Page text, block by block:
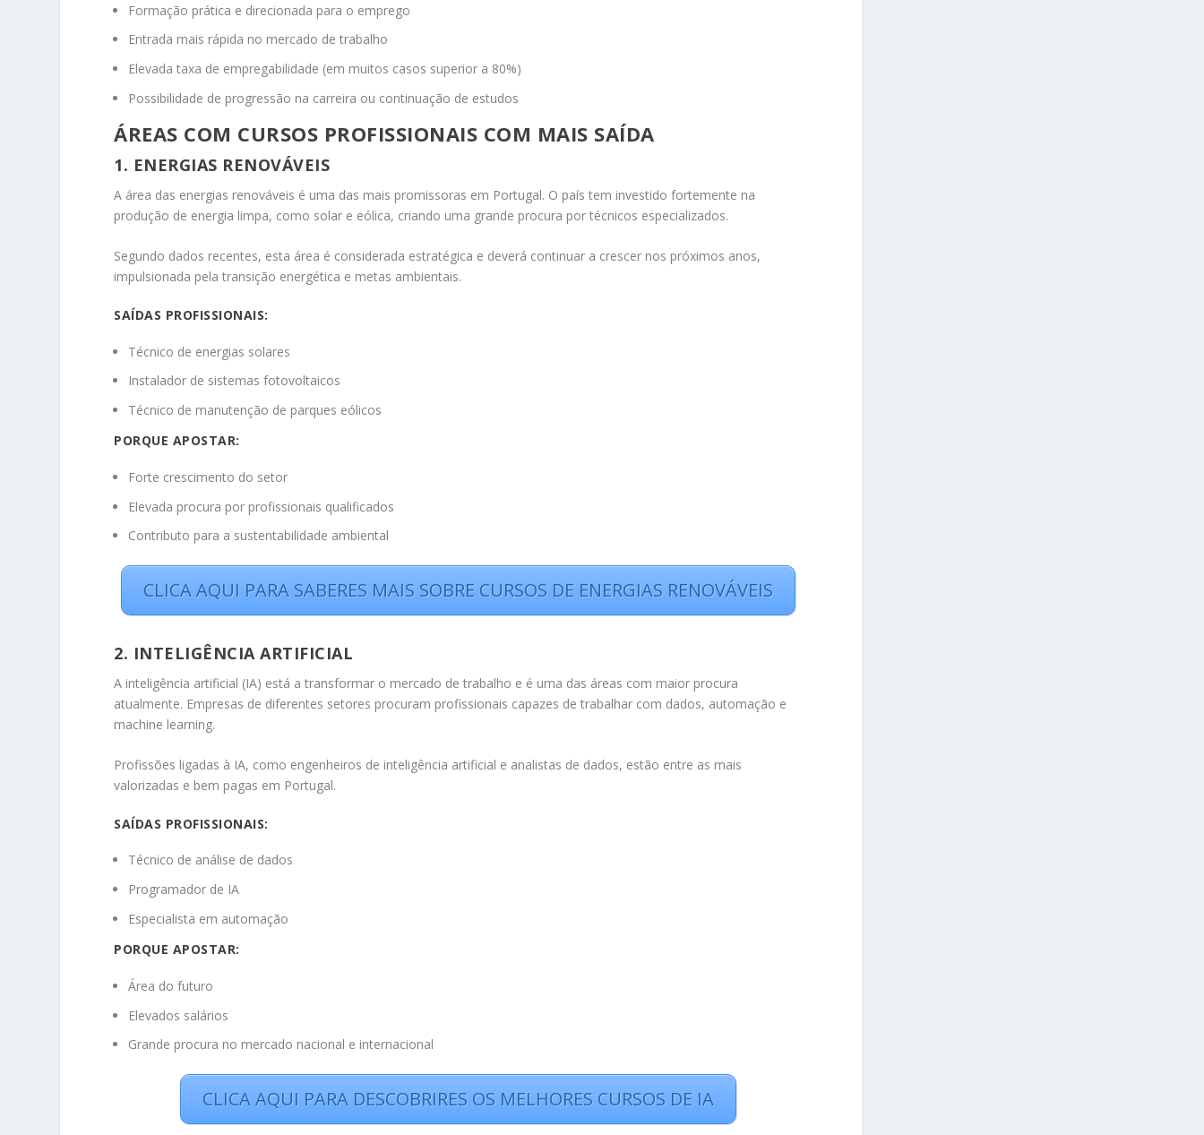
Formação prática e direcionada para o emprego
Entrada mais rápida no mercado de trabalho
Elevada taxa de empregabilidade (em muitos casos superior a 80%)
Possibilidade de progressão na carreira ou continuação de estudos
ÁREAS COM CURSOS PROFISSIONAIS COM MAIS SAÍDA
1. ENERGIAS RENOVÁVEIS
A área das energias renováveis é uma das mais promissoras em Portugal. O país tem investido fortemente na
produção de energia limpa, como solar e eólica, criando uma grande procura por técnicos especializados.
Segundo dados recentes, esta área é considerada estratégica e deverá continuar a crescer nos próximos anos,
impulsionada pela transição energética e metas ambientais.
SAÍDAS PROFISSIONAIS:
Técnico de energias solares
Instalador de sistemas fotovoltaicos
Técnico de manutenção de parques eólicos
PORQUE APOSTAR:
Forte crescimento do setor
Elevada procura por profissionais qualificados
Contributo para a sustentabilidade ambiental
CLICA AQUI PARA SABERES MAIS SOBRE CURSOS DE ENERGIAS RENOVÁVEIS
2. INTELIGÊNCIA ARTIFICIAL
A inteligência artificial (IA) está a transformar o mercado de trabalho e é uma das áreas com maior procura
atualmente. Empresas de diferentes setores procuram profissionais capazes de trabalhar com dados, automação e
machine learning.
Profissões ligadas à IA, como engenheiros de inteligência artificial e analistas de dados, estão entre as mais
valorizadas e bem pagas em Portugal.
SAÍDAS PROFISSIONAIS:
Técnico de análise de dados
Programador de IA
Especialista em automação
PORQUE APOSTAR:
Área do futuro
Elevados salários
Grande procura no mercado nacional e internacional
CLICA AQUI PARA DESCOBRIRES OS MELHORES CURSOS DE IA